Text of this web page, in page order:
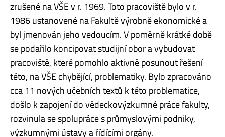
zrušené na VŠE v r. 1969. Toto pracoviště bylo v r.
1986 ustanovené na Fakultě výrobně ekonomické a
byl jmenován jeho vedoucím. V poměrně krátké době
se podařilo koncipovat studijní obor a vybudovat
pracoviště, které pomohlo aktivně posunout řešení
této, na VŠE chybějící, problematiky. Bylo zpracováno
cca 11 nových učebních textů k této problematice,
došlo k zapojení do vědeckovýzkumné práce fakulty,
rozvinula se spolupráce s průmyslovými podniky,
výzkumnými ústavy a řídícími orgány.